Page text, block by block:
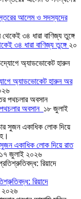
আলেম ও সদস্যদের
৩৪ ধারা বাণিজ্য তুঙ্গে ২০
অ্যাডভোকেট হারুন অর
পথচলার অবসান ১৮ জুলাই
সুজন একাধিক লোক দিয়ে রাত
১৭ জুলাই ২০২৬
রিয়াদে
২০২৬